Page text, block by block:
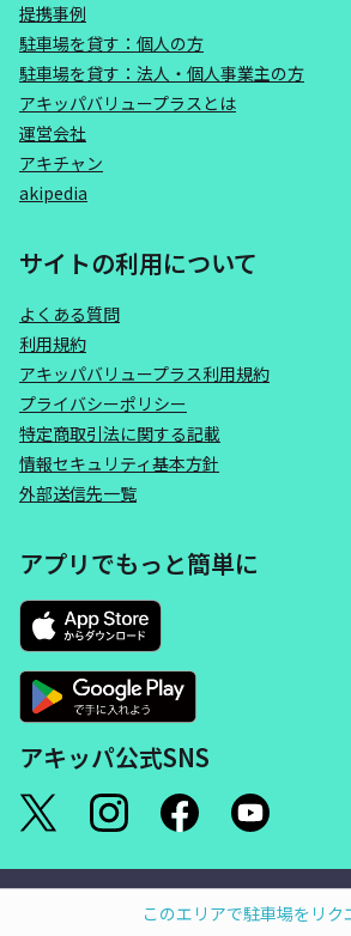
このエリアで駐車場をリク
提携事例
駐車場を貸す：個人の方
駐車場を貸す：法人・個人事業主の方
アキッパバリュープラスとは
運営会社
アキチャン
akipedia
サイトの利用について
よくある質問
利用規約
アキッパバリュープラス利用規約
プライバシーポリシー
特定商取引法に関する記載
情報セキュリティ基本方針
外部送信先一覧
アプリでもっと簡単に
アキッパ公式SNS
©akippa Inc. All Rights